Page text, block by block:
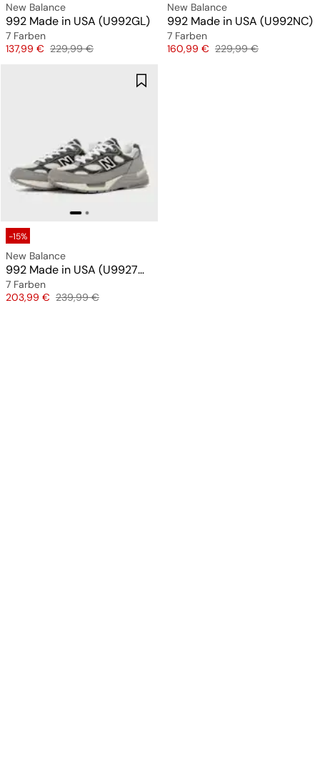
New Balance
992 Made in USA (U992GL)
7 Farben
Preis
137,99 € Originalpreis
229,99 €
New Balance
992 Made in USA (U992NC)
7 Farben
Preis
160,99 € Originalpreis
229,99 €
-15%
New Balance
992 Made in USA (U9927WX)
7 Farben
Preis
203,99 € Originalpreis
239,99 €